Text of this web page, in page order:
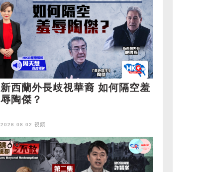
新西蘭外長歧視華裔 如何隔空羞
辱陶傑？
2026.08.02 視頻